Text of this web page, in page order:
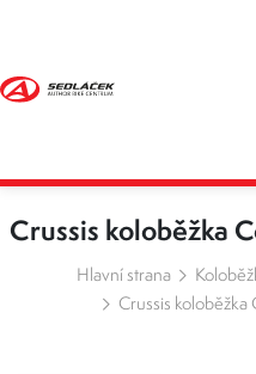
Crussis koloběžka
Hlavní strana
Crussis